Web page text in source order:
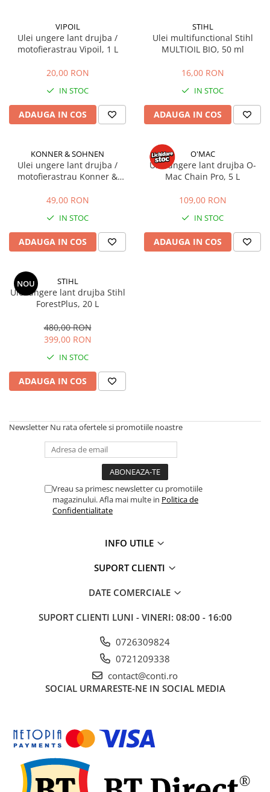
Gratare si accesorii
Piscine
Echipamente curatenie
Aparate de spalat cu presiune
Aspiratoare
Freze de zapada
Masini de maturat
Accesorii echipamente curatenie
Unelte de gradinarit
Unelte taiat
Lopeti pentru zapada
Roabe si carucioare
Plase si folii pentru gradinarit
Alte unelte de gradinarit
Echipamente de protectie pentru
Casti de protectie
Manusi de lucru
Ochelari de protectie
Electrice si Iluminat
Prize & Prelungitoare
Masini de taiat
Masini de taiat beton / asfalt
Masini de taiat gresie / faianta
Masini de taiat caramida
Finisare si Prelucrare suprafete
Elicoptere pardoseala
Aplicatoare cu banda
Slefuitoare pereti
Pompe pentru zugravit si vopsit
Masini de tencuit
Pompe glet cu snec
VIPOIL
Ulei ungere lant drujba /
motofierastrau Vipoil, 1 L
20,00 RON
IN STOC
ADAUGA IN COS
STIHL
Ulei multifunctional Stihl
MULTIOIL BIO, 50 ml
16,00 RON
IN STOC
ADAUGA IN COS
KONNER & SOHNEN
Ulei ungere lant drujba /
motofierastrau Konner &
L
49,00 RON
IN STOC
ADAUGA IN COS
O'MAC
Ulei ungere lant drujba O-
Mac Chain Pro, 5 L
109,00 RON
IN STOC
ADAUGA IN COS
NOU STIHL
Ulei ungere lant drujba Stihl
ForestPlus, 20 L
480,00 RON
399,00 RON
IN STOC
ADAUGA IN COS
Newsletter Nu rata ofertele si promotiile noastre
Vreau sa primesc newsletter cu promotiile
magazinului. Afla mai multe in Politica de
Confidentialitate
INFO UTILE
SUPORT CLIENTI
DATE COMERCIALE
SUPORT CLIENTI LUNI - VINERI: 08:00 - 16:00
0726309824
0721209338
contact@conti.ro
SOCIAL URMARESTE-NE IN SOCIAL MEDIA